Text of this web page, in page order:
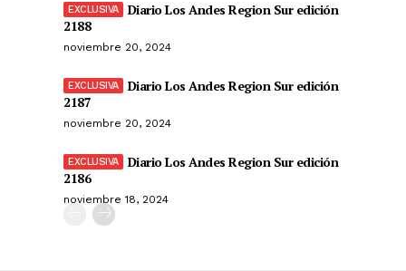
Diario Los Andes Region Sur edición
2188
noviembre 20, 2024
Diario Los Andes Region Sur edición
2187
noviembre 20, 2024
Diario Los Andes Region Sur edición
2186
noviembre 18, 2024